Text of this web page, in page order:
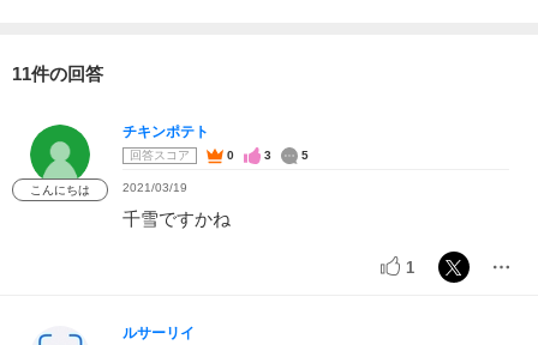
11件の回答
こんにちは
チキンポテト
回答スコア 0 3 5
2021/03/19
千雪ですかね
1
ルサーリイ